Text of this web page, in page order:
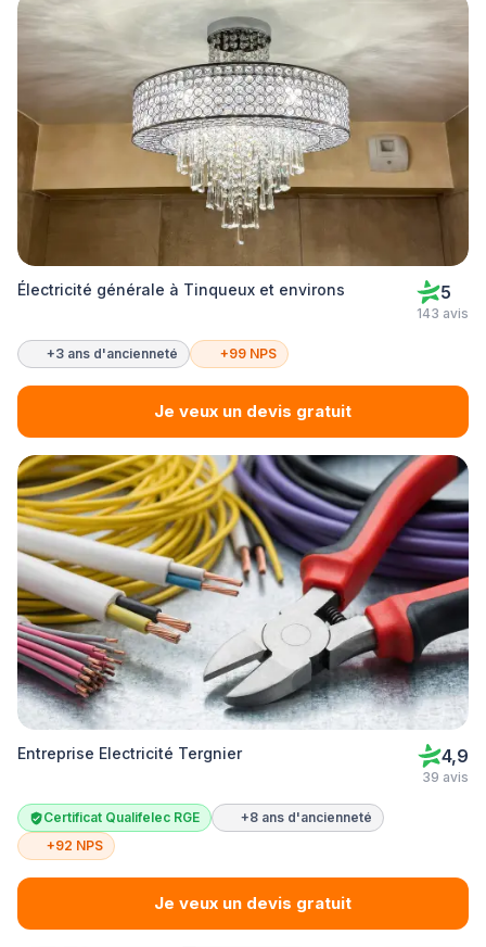
Électricité générale à Tinqueux et environs 5
143 avis
+3 ans d'ancienneté +99 NPS
Je veux un devis gratuit
Entreprise Electricité Tergnier 4,9
39 avis
Certificat Qualifelec RGE
+8 ans d'ancienneté
+92 NPS
Je veux un devis gratuit